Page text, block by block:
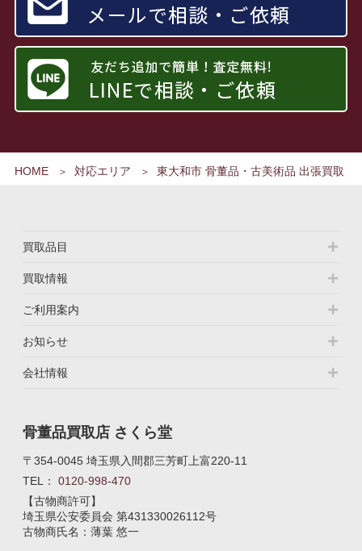
HOME 対応エリア 東大和市 骨董品・古美術品 出張買取
買取品目
買取情報
ご利用案内
お知らせ
会社情報
骨董品買取店 さくら堂
〒354-0045 埼玉県入間郡三芳町上富220-11
TEL： 0120-998-470
【古物商許可】
埼玉県公安委員会 第431330026112号
古物商氏名：薄葉 悠一